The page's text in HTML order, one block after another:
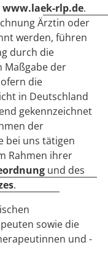
www.laek-rlp.de.
Ärztin oder
werden, führen
durch die
Maßgabe der
die
in Deutschland
gekennzeichnet
der
bei uns tätigen
Rahmen ihrer
und des
.
sowie die
und -